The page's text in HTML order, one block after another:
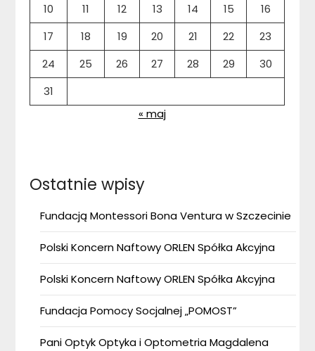
10
11 12 13 14 15
16
17
18 19 20 21 22
23
24
25 26 27 28 29
30
31
« maj
Ostatnie wpisy
Fundacją Montessori Bona Ventura w Szczecinie
Polski Koncern Naftowy ORLEN Spółka Akcyjna
Polski Koncern Naftowy ORLEN Spółka Akcyjna
Fundacja Pomocy Socjalnej „POMOST”
Pani Optyk Optyka i Optometria Magdalena